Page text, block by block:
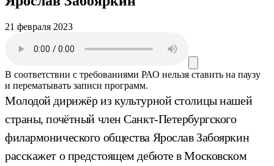
21 февраля 2023
В соответствии с требованиями РАО нельзя ставить на паузу
и перематывать записи программ.
Молодой дирижёр из культурной столицы нашей
страны, почётный член Санкт-Петербургского
филармонического общества Ярослав Забояркин
расскажет о предстоящем дебюте в Московском